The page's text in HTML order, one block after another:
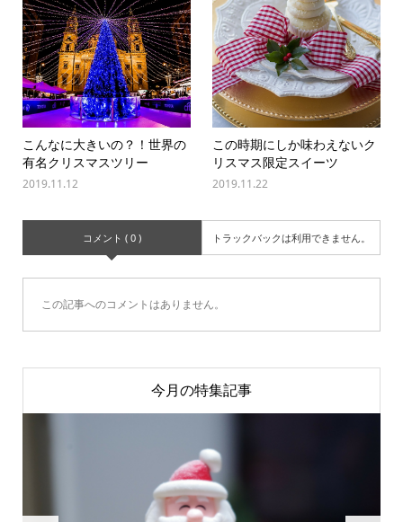
こんなに大きいの？！世界の
有名クリスマスツリー
2019.11.12
この時期にしか味わえないク
リスマス限定スイーツ
2019.11.22
コメント ( 0 ) トラックバックは利用できません。
この記事へのコメントはありません。
今月の特集記事